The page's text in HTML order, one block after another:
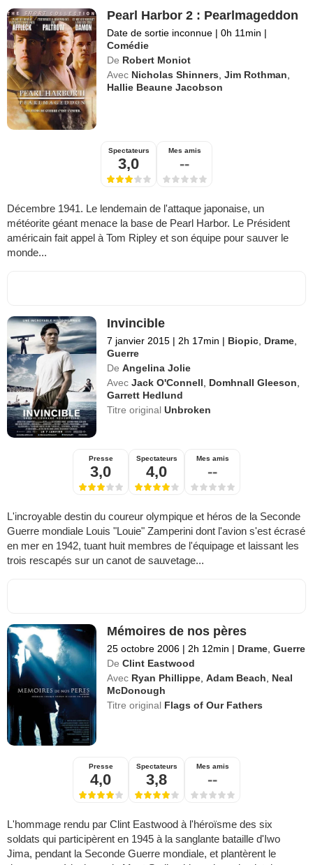
Pearl Harbor 2 : Pearlmageddon
Date de sortie inconnue | 0h 11min |
Comédie
De Robert Moniot
Avec Nicholas Shinners ,Jim Rothman
Hallie Beaune Jacobson
Spectateurs
3,0
Mes amis
--
Décembre 1941. Le lendemain de l'attaque japonaise, un
météorite géant menace la base de Pearl Harbor. Le Président
américain fait appel à Tom Ripley et son équipe pour sauver le
monde...
Invincible
7 janvier 2015 | 2h 17min | Biopic Drame
Guerre
De Angelina Jolie
Avec Jack O'Connell Domhnall Gleeson
Garrett Hedlund
Titre originalUnbroken
Presse
3,0
Spectateurs
4,0
Mes amis
--
L'incroyable destin du coureur olympique et héros de la Seconde
Guerre mondiale Louis "Louie" Zamperini dont l'avion s'est écrasé
en mer en 1942, tuant huit membres de l'équipage et laissant les
trois rescapés sur un canot de sauvetage...
Mémoires de nos pères
25 octobre 2006 | 2h 12min | Drame ,Guerre
De Clint Eastwood
Avec Ryan Phillippe ,Adam Beach
Neal
McDonough
Titre original Flags of Our Fathers
Presse
4,0
Spectateurs
3,8
Mes amis
--
L'hommage rendu par Clint Eastwood à l'héroïsme des six
soldats qui participèrent en 1945 à la sanglante bataille d'Iwo
Jima, pendant la Seconde Guerre mondiale, et plantèrent le